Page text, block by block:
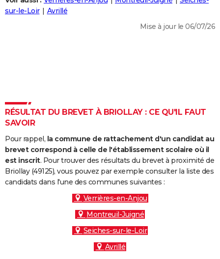
Destinations
City break
Voyage nature
Voyage de noces
Forum
Climat
+
PHOTO
Dictionnaire
Biographies
Citations
Expressions
Proverbes
PROGRAMME TV
S'inscrire
Se connecter
Lycées
Collèges
Primaires
Universités
Entreprises
Service militaire
Avis de recherche
AVIS DE DÉCÈS
FORUM
sur-le-Loir
Avrillé
Mise à jour le 06/07/26
RÉSULTAT DU BREVET À BRIOLLAY : CE QU'IL FAUT
SAVOIR
Pour rappel, la commune de rattachement d'un candidat au
brevet correspond à celle de l'établissement scolaire où il
est inscrit. Pour trouver des résultats du brevet à proximité de
Briollay (49125), vous pouvez par exemple consulter la liste des
candidats dans l'une des communes suivantes :
Verrières-en-Anjou
Montreuil-Juigné
Seiches-sur-le-Loir
Avrillé